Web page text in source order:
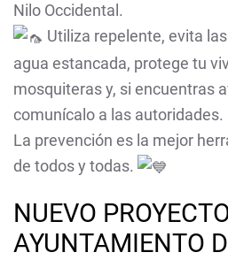
Nilo Occidental.
Utiliza repelente, evita
agua estancada, protege tu
mosquiteras y, si encuentras
comunícalo a las autoridades.
La prevención es la mejor
de todos y todas.
NUEVO
AYUNTAMIENTO